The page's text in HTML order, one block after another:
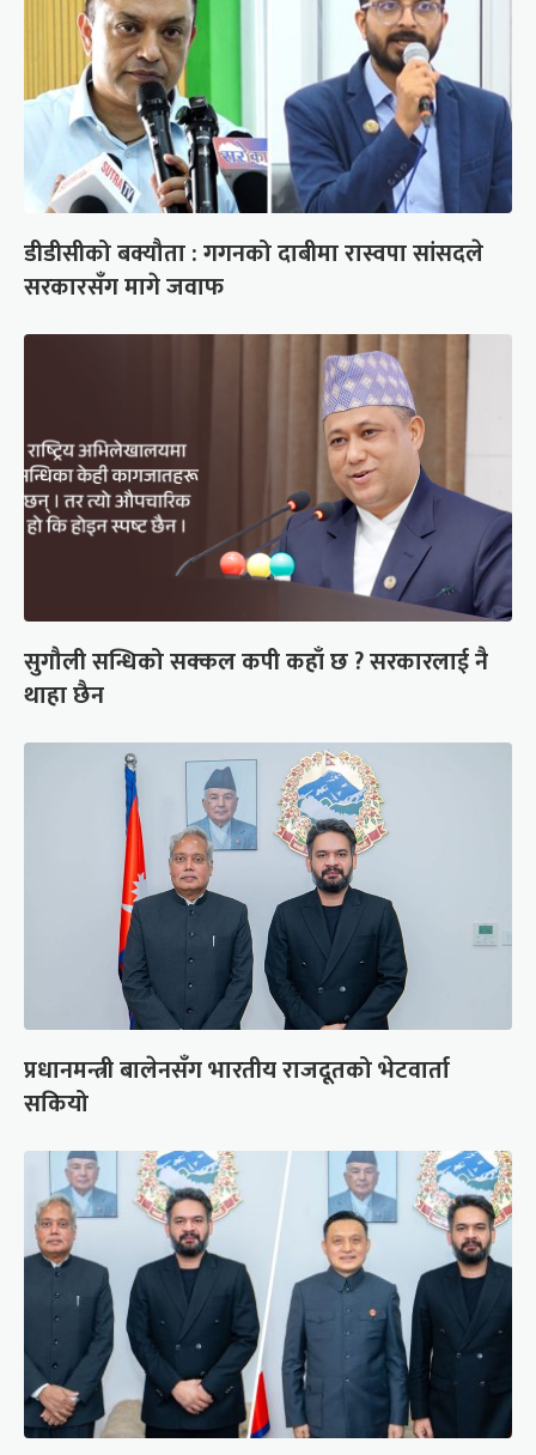
डीडीसीको बक्यौता : गगनको दाबीमा रास्वपा सांसदले
सरकारसँग मागे जवाफ
सुगौली सन्धिको सक्कल कपी कहाँ छ ? सरकारलाई नै
थाहा छैन
प्रधानमन्त्री बालेनसँग भारतीय राजदूतको भेटवार्ता
सकियो